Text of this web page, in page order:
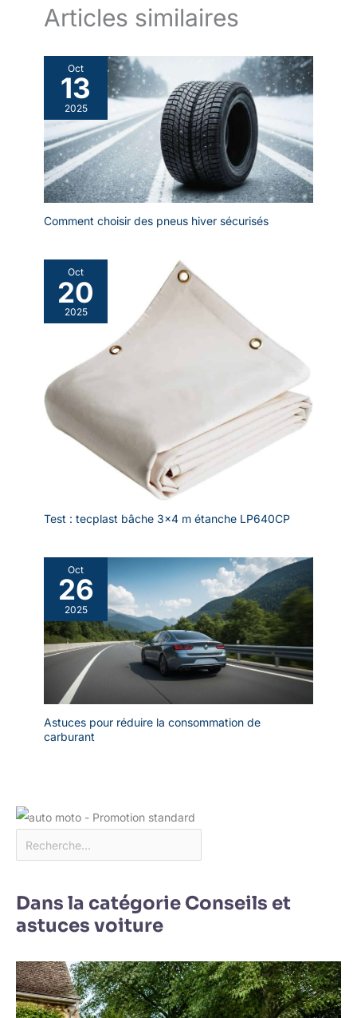
Articles similaires
Oct
13
2025
Comment choisir des pneus hiver sécurisés
Oct
20
2025
Test : tecplast bâche 3×4 m étanche LP640CP
Oct
26
2025
Astuces pour réduire la consommation de
carburant
Dans la catégorie Conseils et
astuces voiture